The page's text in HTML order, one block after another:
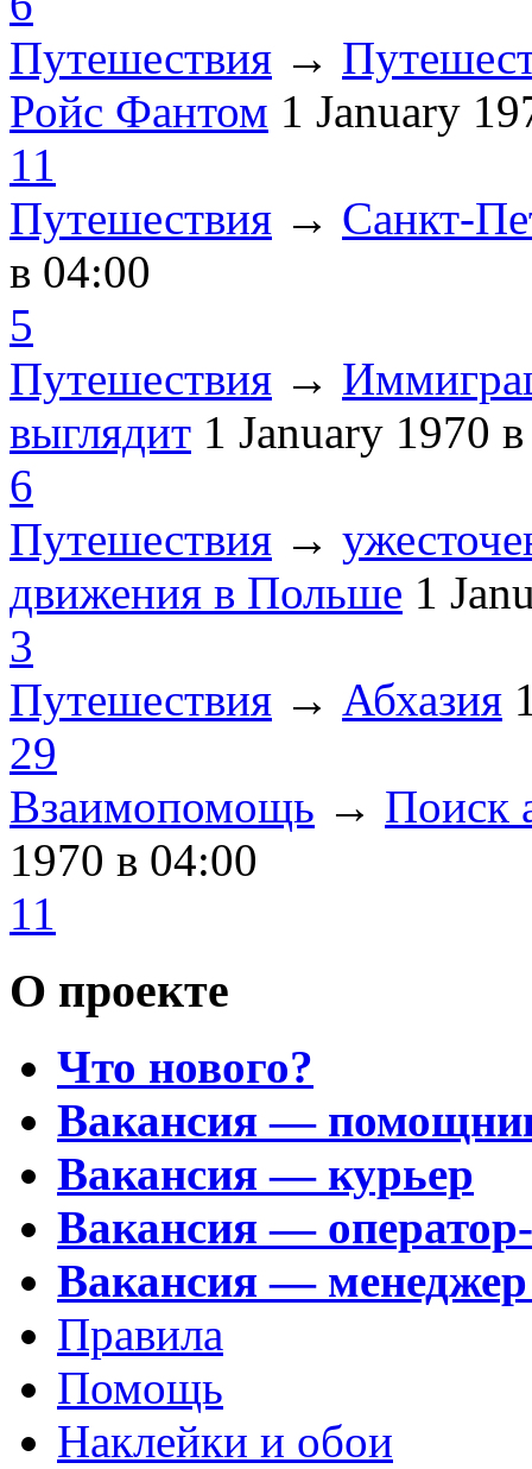
Путешествия →
Ройс Фантом 1 January
11
Путешествия → Санкт-
в 04:00
5
Путешествия →
выглядит 1 January 1970
6
Путешествия →
движения в Польше 1
3
Путешествия → Абхазия
29
Взаимопомощь → Поиск
1970 в 04:00
11
О проекте
Что нового?
Вакансия —
Вакансия — курьер
Вакансия —
Вакансия —
Правила
Помощь
Наклейки и обои